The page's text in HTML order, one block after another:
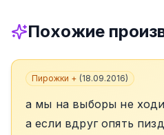
Похожие
Пирожки + (18.09.2016)
а мы на выборы не
а если вдруг опять